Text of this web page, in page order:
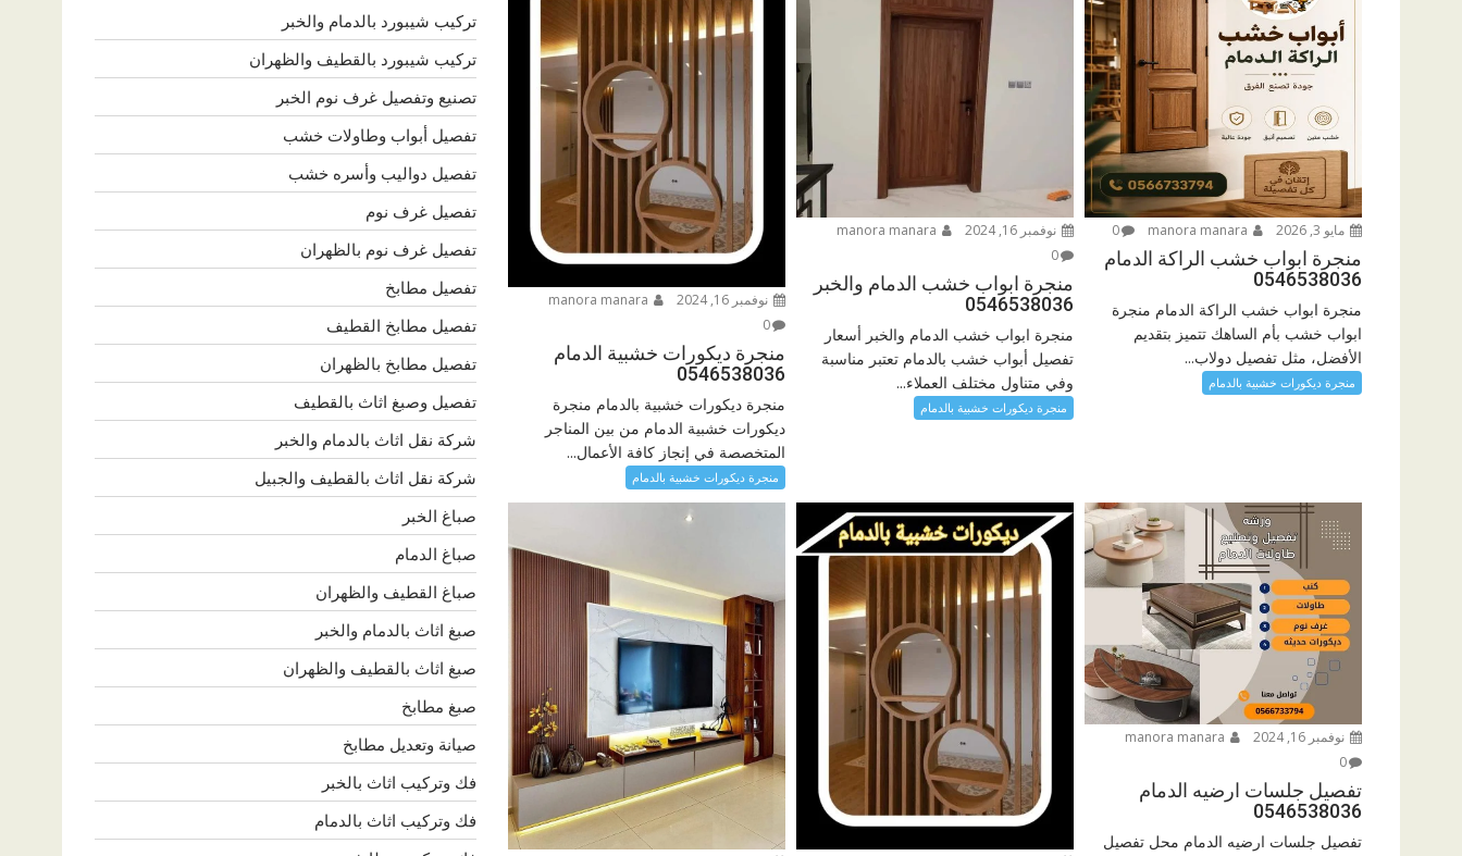
مايو 3, 2026 0
منجرة ابواب خشب الراكة الدمام
0546538036
منجرة ابواب خشب الراكة الدمام منجرة
ابواب خشب بأم الساهك تتميز بتقديم
الأفضل، مثل تفصيل دولاب...
منجرة ديكورات خشبية بالدمام
نوفمبر 16, 2024
0
منجرة ابواب خشب الدمام والخبر
0546538036
منجرة ابواب خشب الدمام والخبر أسعار
تفصيل أبواب خشب بالدمام تعتبر مناسبة
وفي متناول مختلف العملاء...
منجرة ديكورات خشبية بالدمام
نوفمبر 16, 2024
0
منجرة ديكورات خشبية الدمام
0546538036
منجرة ديكورات خشبية بالدمام منجرة
ديكورات خشبية الدمام من بين المناجر
المتخصصة في إنجاز كافة الأعمال...
منجرة ديكورات خشبية بالدمام
نوفمبر 16, 2024
0
تفصيل جلسات ارضيه الدمام
0546538036
تفصيل جلسات ارضيه الدمام محل تفصيل
تركيب شيبورد بالدمام والخبر
تركيب شيبورد بالقطيف والظهران
تصنيع وتفصيل غرف نوم الخبر
تفصيل أبواب وطاولات خشب
تفصيل دواليب وأسره خشب
تفصيل غرف نوم
تفصيل غرف نوم بالظهران
تفصيل مطابخ
تفصيل مطابخ القطيف
تفصيل مطابخ بالظهران
تفصيل وصبغ اثاث بالقطيف
شركة نقل اثاث بالدمام والخبر
شركة نقل اثاث بالقطيف والجبيل
صباغ الخبر
صباغ الدمام
صباغ القطيف والظهران
صبغ اثاث بالدمام والخبر
صبغ اثاث بالقطيف والظهران
صبغ مطابخ
صيانة وتعديل مطابخ
فك وتركيب اثاث بالخبر
فك وتركيب اثاث بالدمام